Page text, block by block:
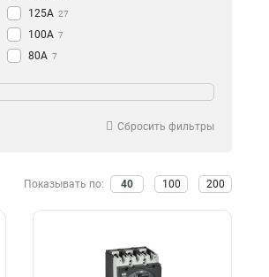
125А 27
100А 7
80А 7
50А 8
16А 2
Сбросить фильтры
Показывать по: 40 100 200